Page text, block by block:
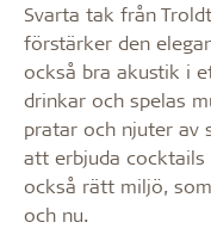
Svarta tak från
förstärker den
också bra akustik i
drinkar och spelas
pratar och njuter av
att erbjuda cocktails
också rätt miljö,
och nu.